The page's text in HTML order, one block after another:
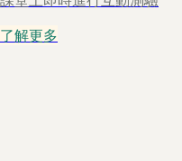
了解更多